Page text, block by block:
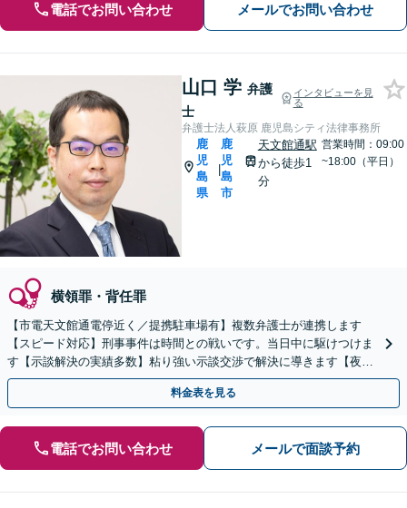
電話でお問い合わせ メールでお問い合わせ
山口 学 弁護
士
インタビューを見
る
弁護士法人萩原 鹿児島シティ法律事務所
鹿
児
島
県
|
鹿
児
島
市
天文館通駅
から徒歩1
分
営業時間：09:00
~18:00（平日）
横領罪・背任罪
【市電天文館通電停近く／提携駐車場有】複数弁護士が連携します
【スピード対応】刑事事件は時間との戦いです。当日中に駆けつけま
す【示談解決の実績多数】粘り強い示談交渉で解決に導きます【夜
間・休日のご相談可能】
料金表を見る
電話でお問い合わせ メールで面談予約